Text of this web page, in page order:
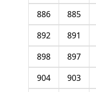
885
886
891
892
897
898
903
904